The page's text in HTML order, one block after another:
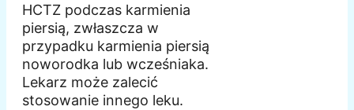
HCTZ podczas karmienia
piersią, zwłaszcza w
przypadku karmienia piersią
noworodka lub wcześniaka.
Lekarz może zalecić
stosowanie innego leku.